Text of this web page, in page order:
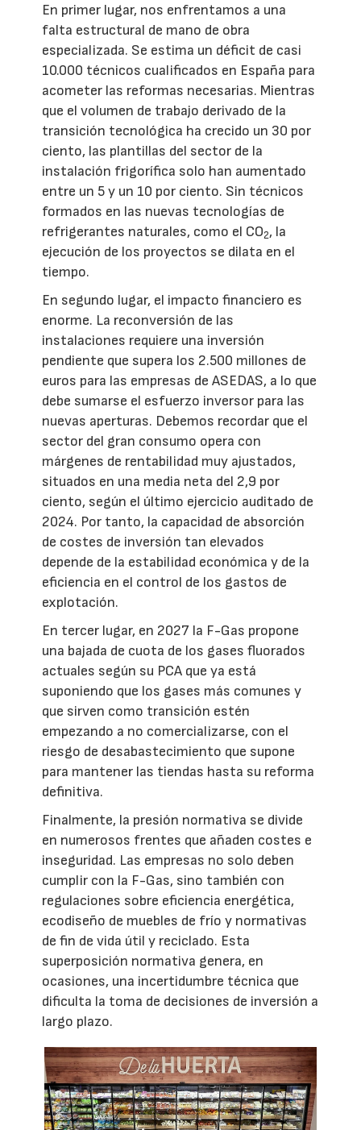
En primer lugar, nos enfrentamos a una
falta estructural de mano de obra
especializada. Se estima un déficit de casi
10.000 técnicos cualificados en España para
acometer las reformas necesarias. Mientras
que el volumen de trabajo derivado de la
transición tecnológica ha crecido un 30 por
ciento, las plantillas del sector de la
instalación frigorífica solo han aumentado
entre un 5 y un 10 por ciento. Sin técnicos
formados en las nuevas tecnologías de
refrigerantes naturales, como el CO2, la
ejecución de los proyectos se dilata en el
tiempo.
En segundo lugar, el impacto financiero es
enorme. La reconversión de las
instalaciones requiere una inversión
pendiente que supera los 2.500 millones de
euros para las empresas de ASEDAS, a lo que
debe sumarse el esfuerzo inversor para las
nuevas aperturas. Debemos recordar que el
sector del gran consumo opera con
márgenes de rentabilidad muy ajustados,
situados en una media neta del 2,9 por
ciento, según el último ejercicio auditado de
2024. Por tanto, la capacidad de absorción
de costes de inversión tan elevados
depende de la estabilidad económica y de la
eficiencia en el control de los gastos de
explotación.
En tercer lugar, en 2027 la F-Gas propone
una bajada de cuota de los gases fluorados
actuales según su PCA que ya está
suponiendo que los gases más comunes y
que sirven como transición estén
empezando a no comercializarse, con el
riesgo de desabastecimiento que supone
para mantener las tiendas hasta su reforma
definitiva.
Finalmente, la presión normativa se divide
en numerosos frentes que añaden costes e
inseguridad. Las empresas no solo deben
cumplir con la F-Gas, sino también con
regulaciones sobre eficiencia energética,
ecodiseño de muebles de frío y normativas
de fin de vida útil y reciclado. Esta
superposición normativa genera, en
ocasiones, una incertidumbre técnica que
dificulta la toma de decisiones de inversión a
largo plazo.